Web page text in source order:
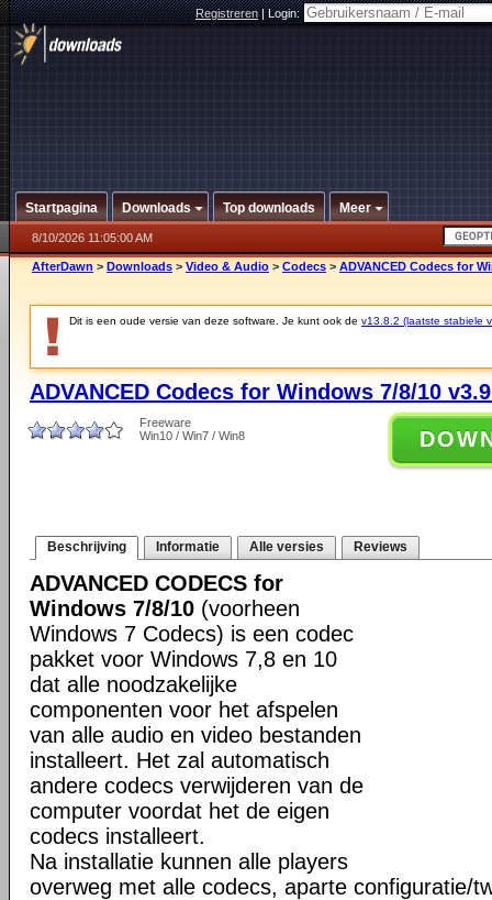
Registreren|Login:
Startpagina Downloads Top downloads Meer
8/10/2026 11:05:00 AM
AfterDawn > Downloads > Video & Audio > Codecs > ADVANCED Codecs for
Dit is een oude versie van deze software. Je kunt ook de v13.8.2 (laatste stabiele
ADVANCED Codecs for Windows 7/8/10
Freeware
Win10 / Win7 / Win8
Beschrijving Informatie Alle versies Reviews
ADVANCED CODECS for
Windows 7/8/10 (voorheen
Windows 7 Codecs) is een codec
pakket voor Windows 7,8 en 10
dat alle noodzakelijke
componenten voor het afspelen
van alle audio en video bestanden
installeert. Het zal automatisch
andere codecs verwijderen van de
computer voordat het de eigen
codecs installeert.
Na installatie kunnen alle players
overweg met alle codecs, aparte configuratie/